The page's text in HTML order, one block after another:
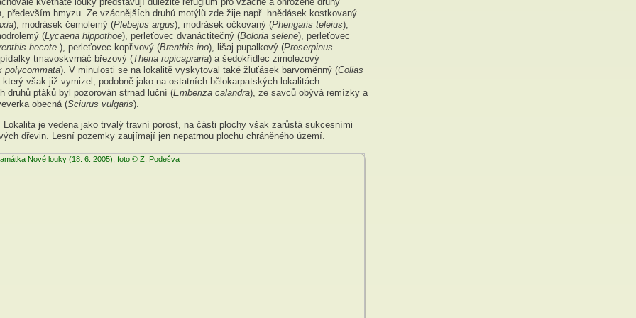
především hmyzu. Ze vzácnějších druhů motýlů zde žije např. hnědásek kostkovaný
), modrásek černolemý (Plebejus argus), modrásek očkovaný (Phengaris teleius),
(Lycaena hippothoe), perleťovec dvanáctitečný (Boloria selene), perleťovec
hecate ), perleťovec kopřivový (Brenthis ino), lišaj pupalkový (Proserpinus
tmavoskvrnáč březový (Theria rupicapraria) a šedokřídlec zimolezový
polycommata). V minulosti se na lokalitě vyskytoval také žluťásek barvoměnný (Colias
který však již vymizel, podobně jako na ostatních bělokarpatských lokalitách.
druhů ptáků byl pozorován strnad luční (Emberiza calandra), ze savců obývá remízky a
obecná (Sciurus vulgaris).
Lokalita je vedena jako trvalý travní porost, na části plochy však zarůstá sukcesními
dřevin. Lesní pozemky zaujímají jen nepatrnou plochu chráněného území.